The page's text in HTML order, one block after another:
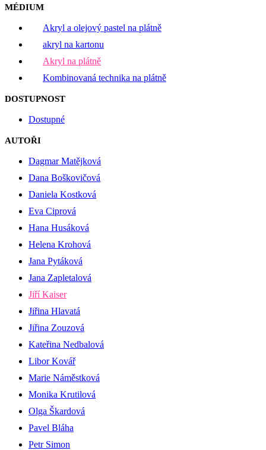
MÉDIUM
Akryl a olejový pastel na plátně
akryl na kartonu
Akryl na plátně
Kombinovaná technika na plátně
DOSTUPNOST
Dostupné
AUTOŘI
Dagmar Matějková
Dana Boškovičová
Daniela Kostková
Eva Ciprová
Hana Husáková
Helena Krohová
Jana Pytáková
Jana Zapletalová
Jiří Kaiser
Jiřina Hlavatá
Jiřina Zouzová
Kateřina Nedbalová
Libor Kovář
Marie Náměstková
Monika Krutilová
Olga Škardová
Pavel Bláha
Petr Simon